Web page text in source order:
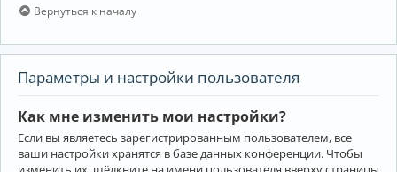
Вернуться к началу
Параметры и настройки пользователя
Как мне изменить мои настройки?
Если вы являетесь зарегистрированным пользователем, все
ваши настройки хранятся в базе данных конференции. Чтобы